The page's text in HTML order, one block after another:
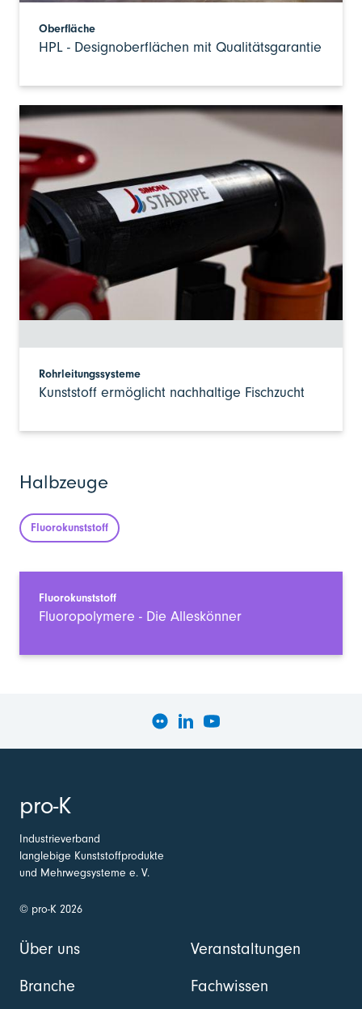
Oberfläche
HPL - Designoberflächen mit Qualitätsgarantie
Rohrleitungssysteme
Kunststoff ermöglicht nachhaltige Fischzucht
Halbzeuge
Fluorokunststoff
Fluorokunststoff
Fluoropolymere - Die Alleskönner
pro-K
Industrieverband
langlebige Kunststoffprodukte
und Mehrwegsysteme e. V.
© pro-K 2026
Über uns
Branche
Veranstaltungen
Fachwissen